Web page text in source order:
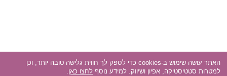
האתר עושה שימוש ב-cookies כדי לספק לך חווית גלישה טובה יותר, וכן
למטרות סטטיסטיקה, אפיון ושיווק. למידע נוסף לחצו כאן.